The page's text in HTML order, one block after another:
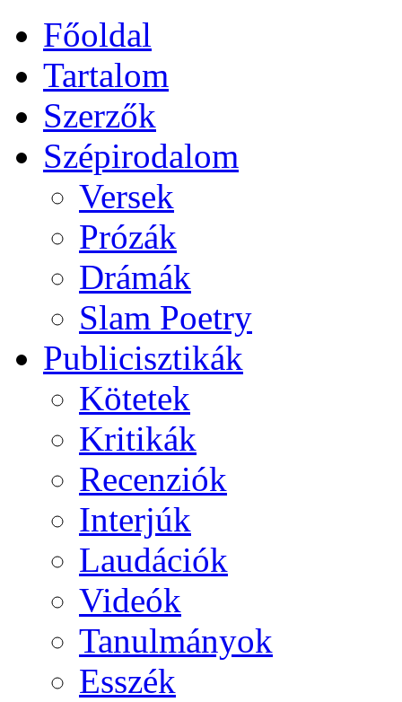
Főoldal
Tartalom
Szerzők
Szépirodalom
Versek
Prózák
Drámák
Slam Poetry
Publicisztikák
Kötetek
Kritikák
Recenziók
Interjúk
Laudációk
Videók
Tanulmányok
Esszék